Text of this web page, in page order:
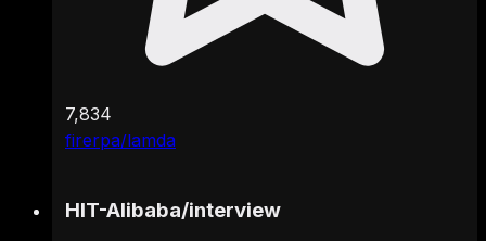
firerpa/lamda
7,834
HIT-Alibaba/interview